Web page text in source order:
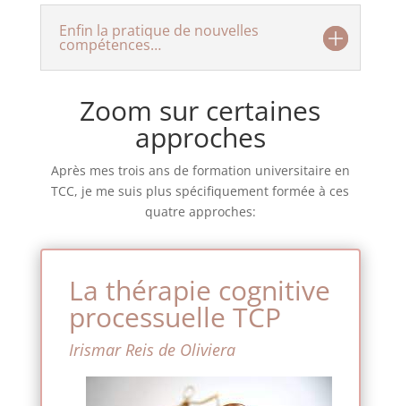
Enfin la pratique de nouvelles
compétences…
Zoom sur certaines
approches
Après mes trois ans de formation universitaire en
TCC, je me suis plus spécifiquement formée à ces
quatre approches:
La thérapie cognitive
processuelle TCP
Irismar Reis de Oliviera